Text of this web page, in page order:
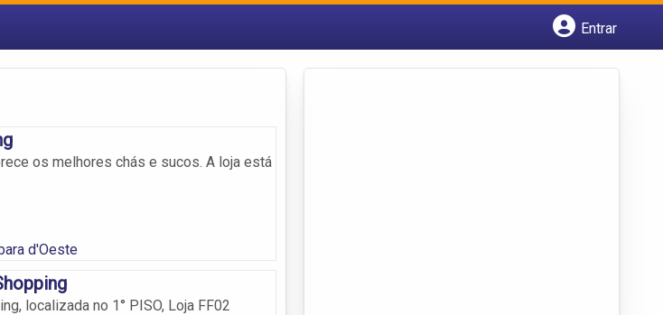
Entrar
os melhores chás e sucos. A loja está
d'Oeste
localizada no 1° PISO, Loja FF02